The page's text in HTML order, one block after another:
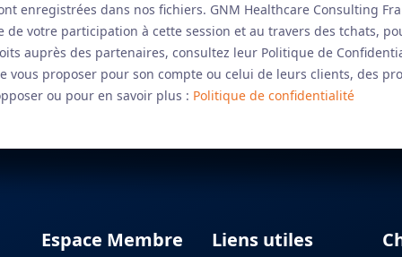
enregistrées dans nos fichiers. GNM Healthcare Consulting
de votre participation à cette session et au travers des tchats,
auprès des partenaires, consultez leur Politique de
vous proposer pour son compte ou celui de leurs clients, des
ou pour en savoir plus : Politique de confidentialité
Espace Membre Liens utiles